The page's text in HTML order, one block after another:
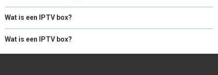
Wat is een IPTV box?
Wat is een IPTV box?